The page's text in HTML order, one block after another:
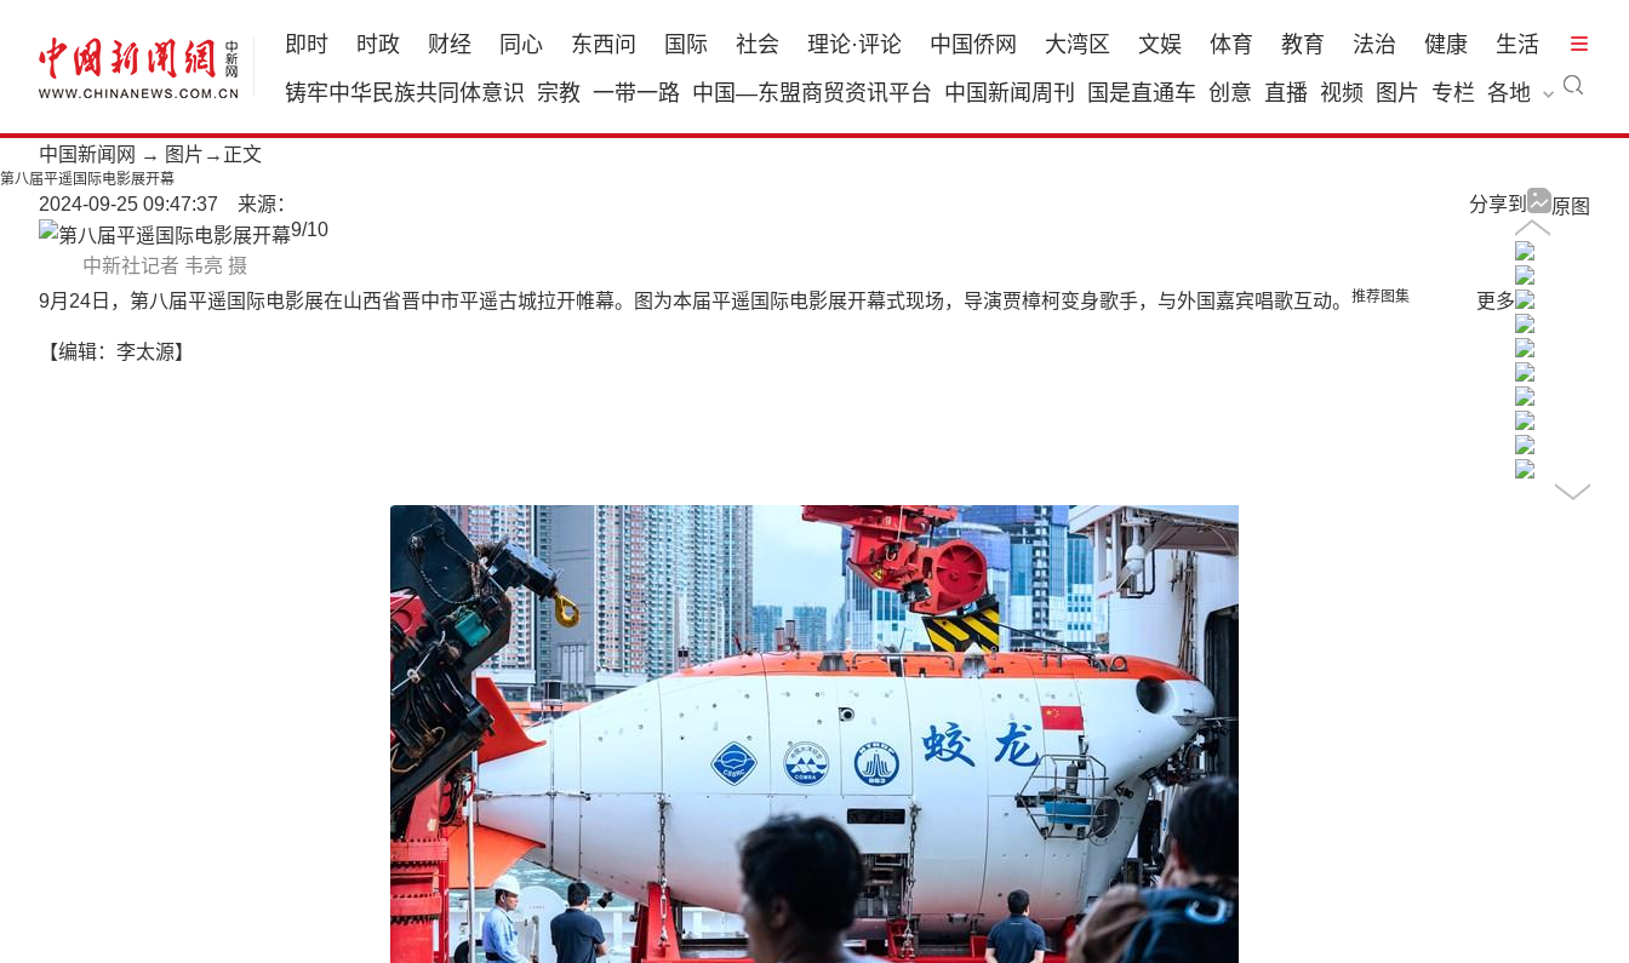
即时 时政 财经 同心 东西问 国际 社会 理论·评论 中国侨网 大湾区 文娱 体育 教育 法治 健康
生活
铸牢中华民族共同体意识 宗教 一带一路 中国—东盟商贸资讯平台 中国新闻周刊 国是直通车 创意 直播 视频 图片 专栏 各地
中国新闻网 → 图片 →正文
第八届平遥国际电影展开幕
2024-09-25 09:47:37 来源： 原图
分享到
中新社记者 韦亮 摄
9/10
9月24日，第八届平遥国际电影展在山西省晋中市平遥古城拉开帷幕。图为本届平遥国际电影展开幕式现场，导演贾樟柯变身歌手，与外国嘉宾唱歌互动。
【编辑：李太源】
推荐图集 更多